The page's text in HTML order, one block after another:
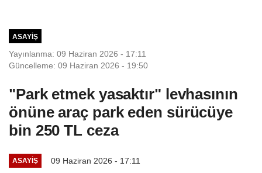
ASAYIŞ
Yayınlanma: 09 Haziran 2026 - 17:11
Güncelleme: 09 Haziran 2026 - 19:50
"Park etmek yasaktır" levhasının
önüne araç park eden sürücüye
bin 250 TL ceza
ASAYIŞ 09 Haziran 2026 - 17:11